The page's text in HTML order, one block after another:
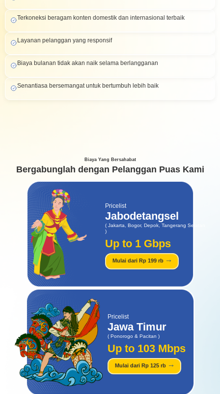
Terkoneksi beragam konten domestik dan internasional terbaik
Layanan pelanggan yang responsif
Biaya bulanan tidak akan naik selama berlangganan
Senantiasa bersemangat untuk bertumbuh lebih baik​
Biaya Yang Bersahabat
Bergabunglah dengan Pelanggan Puas Kami
Pricelist
Jabodetangsel
( Jakarta, Bogor, Depok, Tangerang Selatan
)
Up to 1 Gbps
Mulai dari Rp 199 rb
Pricelist
Jawa Timur​
( Ponorogo & Pacitan )​
Up to 103 Mbps​
Mulai dari Rp 125 rb